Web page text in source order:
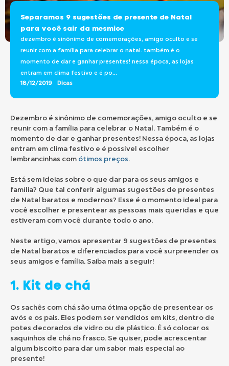
Separamos 9 sugestões de presente de Natal
para você sair da mesmice
dezembro é sinônimo de comemorações, amigo oculto e se
reunir com a família para celebrar o natal. também é o
momento de dar e ganhar presentes! nessa época, as lojas
entram em clima festivo e é po...
18/12/2019 Dicas
Dezembro é sinônimo de comemorações, amigo oculto e se
reunir com a família para celebrar o Natal. Também é o
momento de dar e ganhar presentes! Nessa época, as lojas
entram em clima festivo e é possível escolher
lembrancinhas com ótimos preços.
Está sem ideias sobre o que dar para os seus amigos e
família? Que tal conferir algumas sugestões de presentes
de Natal baratos e modernos? Esse é o momento ideal para
você escolher e presentear as pessoas mais queridas e que
estiveram com você durante todo o ano.
Neste artigo, vamos apresentar 9 sugestões de presentes
de Natal baratos e diferenciados para você surpreender os
seus amigos e família. Saiba mais a seguir!
1. Kit de chá
Os sachês com chá são uma ótima opção de presentear os
avós e os pais. Eles podem ser vendidos em kits, dentro de
potes decorados de vidro ou de plástico. É só colocar os
saquinhos de chá no frasco. Se quiser, pode acrescentar
algum biscoito para dar um sabor mais especial ao
presente!